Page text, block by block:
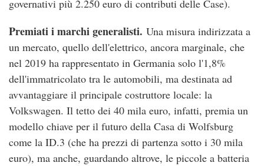
governativi più 2.250 euro di contributi delle Case).
Premiati i marchi generalisti. Una misura indirizzata a
un mercato, quello dell'elettrico, ancora marginale, che
nel 2019 ha rappresentato in Germania solo l'1,8%
dell'immatricolato tra le automobili, ma destinata ad
avvantaggiare il principale costruttore locale: la
Volkswagen. Il tetto dei 40 mila euro, infatti, premia un
modello chiave per il futuro della Casa di Wolfsburg
come la ID.3 (che ha prezzi di partenza sotto i 30 mila
euro), ma anche, guardando altrove, le piccole a batteria